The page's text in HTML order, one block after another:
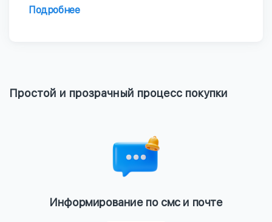
Подробнее
Простой и прозрачный процесс покупки
Информирование по смс и почте